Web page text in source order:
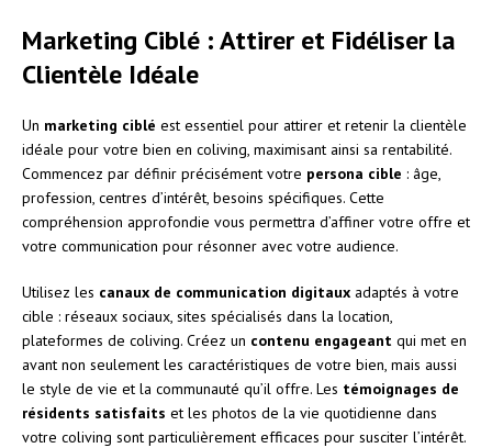
Marketing Ciblé : Attirer et Fidéliser la
Clientèle Idéale
Un marketing ciblé est essentiel pour attirer et retenir la clientèle
idéale pour votre bien en coliving, maximisant ainsi sa rentabilité.
Commencez par définir précisément votre persona cible : âge,
profession, centres d’intérêt, besoins spécifiques. Cette
compréhension approfondie vous permettra d’affiner votre offre et
votre communication pour résonner avec votre audience.
Utilisez les canaux de communication digitaux adaptés à votre
cible : réseaux sociaux, sites spécialisés dans la location,
plateformes de coliving. Créez un contenu engageant qui met en
avant non seulement les caractéristiques de votre bien, mais aussi
le style de vie et la communauté qu’il offre. Les témoignages de
résidents satisfaits et les photos de la vie quotidienne dans
votre coliving sont particulièrement efficaces pour susciter l’intérêt.